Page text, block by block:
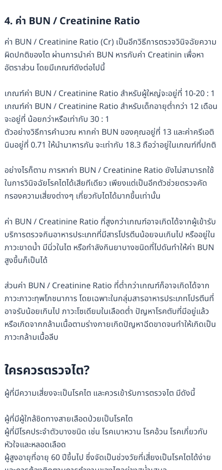
4. ค่า BUN / Creatinine Ratio
ค่า BUN / Creatinine Ratio (Cr) เป็นอีกวิธีการตรวจวินิจฉัยความ
ผิดปกติของไต ผ่านการนำค่า BUN หารกับค่า Creatinin เพื่อหา
อัตราส่วน โดยมีเกณฑ์ดังต่อไปนี้
เกณฑ์ค่า BUN / Creatinine Ratio สำหรับผู้ใหญ่จะอยู่ที่ 10-20 : 1
เกณฑ์ค่า BUN / Creatinine Ratio สำหรับเด็กอายุต่ำกว่า 12 เดือน
จะอยู่ที่ น้อยกว่าหรือเท่ากับ 30 : 1
ตัวอย่างวิธีการคำนวณ หากค่า BUN ของคุณอยู่ที่ 13 และค่าครีเอติ
นินอยู่ที่ 0.71 ให้นำมาหารกัน จะเท่ากับ 18.3 ถือว่าอยู่ในเกณฑ์ที่ปกติ
อย่างไรก็ตาม การหาค่า BUN / Creatinine Ratio ยังไม่สามารถใช้
ในการวินิจฉัยโรคไตได้เสียทีเดียว เพียงแต่เป็นอีกตัวช่วยตรวจคัด
กรองความเสี่ยงต่างๆ เกี่ยวกับไตได้มากขึ้นเท่านั้น
ค่า BUN / Creatinine Ratio ที่สูงกว่าเกณฑ์อาจเกิดได้จากผู้เข้ารับ
บริการตรวจกินอาหารประเภทที่มีสารโปรตีนน้อยจนเกินไป หรืออยู่ใน
ภาวะขาดน้ำ มีนิ่วในไต หรือกำลังกินยาบางชนิดที่ไปดันทำให้ค่า BUN
สูงขึ้นก็เป็นได้
ส่วนค่า BUN / Creatinine Ratio ที่ต่ำกว่าเกณฑ์ก็อาจเกิดได้จาก
ภาวะภาวะทุพโภชนาการ โดยเฉพาะในกลุ่มสารอาหารประเภทโปรตีนที่
อาจรับน้อยเกินไป ภาวะโซเดียมในเลือดต่ำ ปัญหาโรคตับที่มีอยู่แล้ว
หรือเกิดจากกล้ามเนื้อตามร่างกายเกิดปัญหาฉีดขาดจนทำให้เกิดเป็น
ภาวะกล้ามเนื้อลีบ
ใครควรตรวจไต?
ผู้ที่มีความเสี่ยงจะเป็นโรคไต และควรเข้ารับการตรวจไต มีดังนี้
ผู้ที่มีผู้ใกล้ชิดทางสายเลือดป่วยเป็นโรคไต
ผู้ที่มีโรคประจำตัวบางชนิด เช่น โรคเบาหวาน โรคอ้วน โรคเกี่ยวกับ
หัวใจและหลอดเลือด
ผู้สูงอายุที่อายุ 60 ปีขึ้นไป ซึ่งจัดเป็นช่วงวัยที่เสี่ยงเป็นโรคไตได้ง่าย